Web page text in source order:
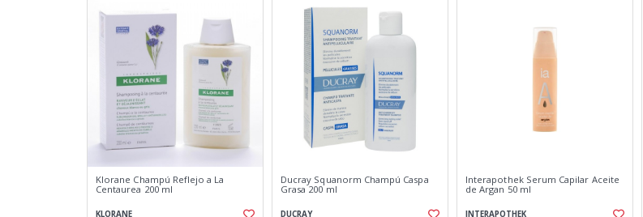
Klorane Champú Reflejo a La
Centaurea 200 ml
KLORANE
Ducray Squanorm Champú Caspa
Grasa 200 ml
DUCRAY
Interapothek Serum Capilar Aceite
de Argan 50 ml
INTERAPOTHEK